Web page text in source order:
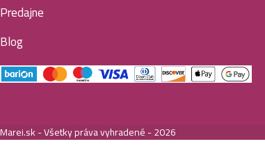
Predajne
Blog
Marei.sk - Všetky práva vyhradené - 2026